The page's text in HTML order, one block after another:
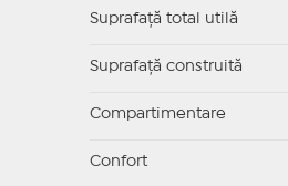
Suprafaţă total utilă
Suprafaţă construită
Compartimentare
Confort